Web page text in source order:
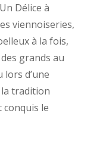
Délice à
viennoiseries,
à la fois,
grands au
d’une
la tradition
conquis le